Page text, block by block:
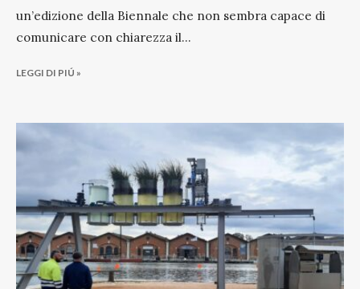
un’edizione della Biennale che non sembra capace di
comunicare con chiarezza il...
LEGGI DI PIÚ »